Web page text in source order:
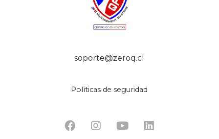
soporte@zeroq.cl
Políticas de seguridad
   